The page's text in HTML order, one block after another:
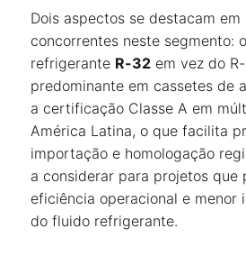
Dois aspectos se destacam
concorrentes neste segmento:
refrigerante R-32 em vez do
predominante em cassetes de
a certificação Classe A em
América Latina, o que facilita
importação e homologação
a considerar para projetos que
eficiência operacional e menor
do fluido refrigerante.